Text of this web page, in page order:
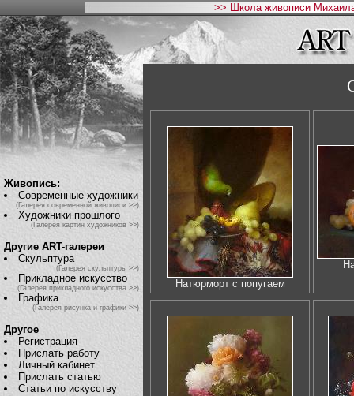
>> Школа живописи
Живопись:
Современные художники
(Галерея современной живописи >>)
Художники прошлого
(Галерея картин художников >>)
Другие ART-галереи
Скульптура
(Галерея скульптуры >>)
Прикладное искусство
(Галерея прикладного искусства >>)
Графика
(Галерея рисунка и графики >>)
Другое
Регистрация
Прислать работу
Личный кабинет
Прислать статью
Статьи по искусству
Натюрморт с попугаем